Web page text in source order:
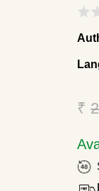
₹